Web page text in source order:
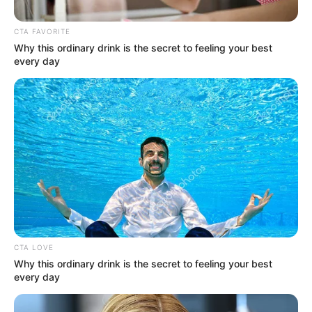
Instagram Luisa Fernanda W
Pipe Bueno comentó su reacción cuando conoció que
tendría un nuevo hijo.
Por:Johan Sebastián Gómez Rojas
Junio 1, 2022
CTA FAVORITE
Why this ordinary drink is the secret to feeling your best
every day
CTA LOVE
Why this ordinary drink is the secret to feeling your best
every day